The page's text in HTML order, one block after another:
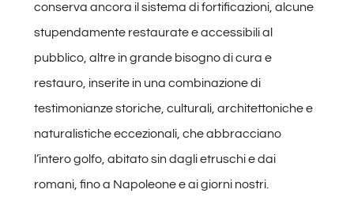
conserva ancora il sistema di fortificazioni, alcune
stupendamente restaurate e accessibili al
pubblico, altre in grande bisogno di cura e
restauro, inserite in una combinazione di
testimonianze storiche, culturali, architettoniche e
naturalistiche eccezionali, che abbracciano
l’intero golfo, abitato sin dagli etruschi e dai
romani, fino a Napoleone e ai giorni nostri.